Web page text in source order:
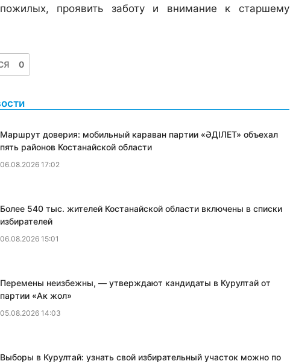
проявить заботу и внимание к старшему
0
Маршрут доверия: мобильный караван партии «ӘДІЛЕТ» объехал
пять районов Костанайской области
06.08.2026 17:02
Более 540 тыс. жителей Костанайской области включены в списки
избирателей
06.08.2026 15:01
Перемены неизбежны, — утверждают кандидаты в Курултай от
партии «Ак жол»
05.08.2026 14:03
Выборы в Курултай: узнать свой избирательный участок можно по